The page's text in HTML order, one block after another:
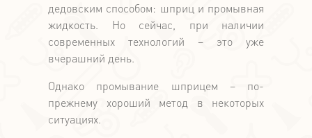
дедовским способом: шприц и промывная
жидкость. Но сейчас, при наличии
современных технологий – это уже
вчерашний день.
Однако промывание шприцем – по-
прежнему хороший метод в некоторых
ситуациях.